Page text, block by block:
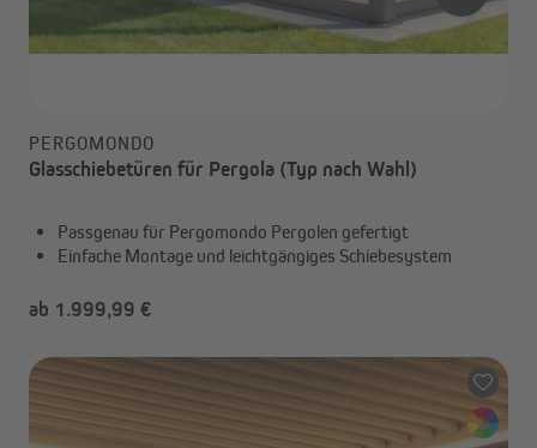
PERGOMONDO
Glasschiebetüren für Pergola (Typ nach Wahl)
Passgenau für Pergomondo Pergolen gefertigt
Einfache Montage und leichtgängiges Schiebesystem
ab 1.999,99 €